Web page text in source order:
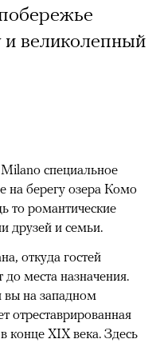
и великолепный
специальное
на берегу озера Комо
то романтические
друзей и семьи.
откуда гостей
до места назначения.
на западном
отреставрированная
конце XIX века. Здесь